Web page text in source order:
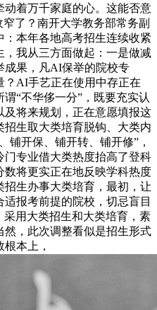
着万千家庭的心。这能否意
了？南开大学教务部常务副
本年各地高考招生连续收紧
我从三方面做起：一是做减
成果，凡AI保举的院校专
？AI手艺正在使用中存正在
“不华侈一分”，既要充实认
将来规划，正在意愿填报这
生取大类培育脱钩、大类内
铺开保、铺开转、铺开修”，
门专业借大类热度抬高了登科
将更实正在地反映学科热度
生办事大类培育，最初，让
报考前提的院校，切忌盲目
用大类招生和大类培育，素
然，此次调整看似是招生形式
本上，